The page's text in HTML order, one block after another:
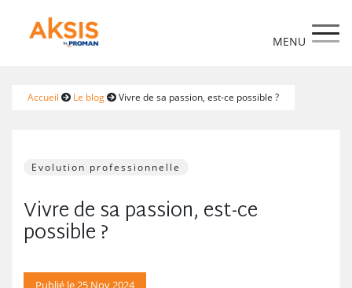
Accueil Le blog Vivre de sa passion, est-ce possible ?
Evolution professionnelle
Vivre de sa passion, est-ce
possible ?
Publié le 25 Nov 2024